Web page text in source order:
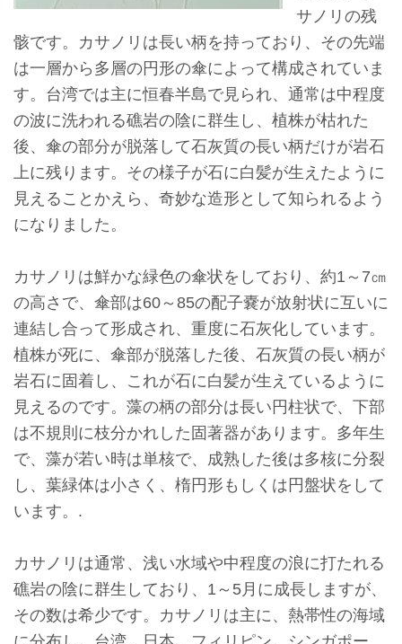
報
学
習
リ
ソ
ー
ス
蔵
と
研
究
台
博
館
に
つ
て
サ
サノリの残
骸です。カサノリは長い柄を持っており、その先端
は一層から多層の円形の傘によって構成されていま
す。台湾では主に恒春半島で見られ、通常は中程度
の波に洗われる礁岩の陰に群生し、植株が枯れた
後、傘の部分が脱落して石灰質の長い柄だけが岩石
上に残ります。その様子が石に白髪が生えたように
見えることかえら、奇妙な造形として知られるよう
になりました。
カサノリは鮮かな緑色の傘状をしており、約1～7㎝
の高さで、傘部は60～85の配子嚢が放射状に互いに
連結し合って形成され、重度に石灰化しています。
植株が死に、傘部が脱落した後、石灰質の長い柄が
岩石に固着し、これが石に白髪が生えているように
見えるのです。藻の柄の部分は長い円柱状で、下部
は不規則に枝分かれした固著器があります。多年生
で、藻が若い時は単核で、成熟した後は多核に分裂
し、葉緑体は小さく、楕円形もしくは円盤状をして
います。.
カサノリは通常、浅い水域や中程度の浪に打たれる
礁岩の陰に群生しており、1～5月に成長しますが、
その数は希少です。カサノリは主に、熱帯性の海域